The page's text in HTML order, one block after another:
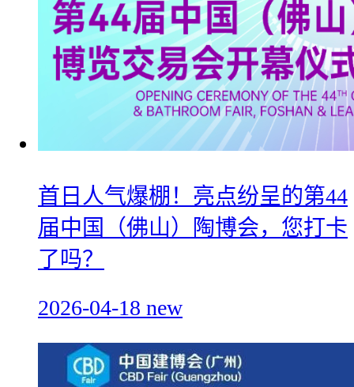
首日人气爆棚！亮点纷呈的第44
届中国（佛山）陶博会，您打卡
了吗？
2026-04-18 new